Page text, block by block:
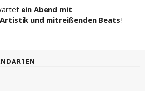
ein Abend mit
und mitreißenden Beats!